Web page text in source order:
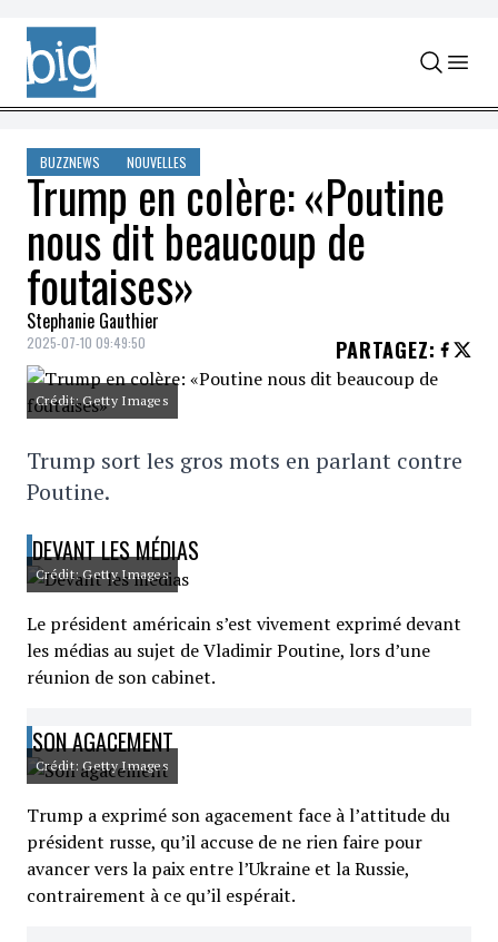
Skip to content
BUZZNEWS NOUVELLES
Trump en colère: «Poutine
nous dit beaucoup de
foutaises»
Stephanie Gauthier
2025-07-10 09:49:50 PARTAGEZ:
Crédit: Getty Images
Trump sort les gros mots en parlant contre
Poutine.
DEVANT LES MÉDIAS
Crédit: Getty Images
Le président américain s’est vivement exprimé devant
les médias au sujet de Vladimir Poutine, lors d’une
réunion de son cabinet.
SON AGACEMENT
Crédit: Getty Images
Trump a exprimé son agacement face à l’attitude du
président russe, qu’il accuse de ne rien faire pour
avancer vers la paix entre l’Ukraine et la Russie,
contrairement à ce qu’il espérait.